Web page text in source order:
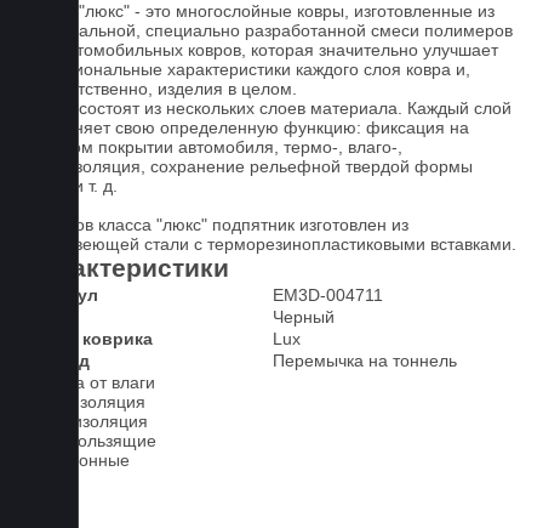
Ковры "люкс" - это многослойные ковры, изготовленные из
оригинальной, специально разработанной смеси полимеров
для автомобильных ковров, которая значительно улучшает
функциональные характеристики каждого слоя ковра и,
соответственно, изделия в целом.
Ковры состоят из нескольких слоев материала. Каждый слой
выполняет свою определенную функцию: фиксация на
штатном покрытии автомобиля, термо-, влаго-,
звукоизоляция, сохранение рельефной твердой формы
ковра и т. д.
У ковров класса "люкс" подпятник изготовлен из
нержавеющей стали с терморезинопластиковыми вставками.
Характеристики
Артикул
EM3D-004711
Черный
Класс коврика
Lux
2-й ряд
Перемычка на тоннель
Защита от влаги
Шумоизоляция
Теплоизоляция
Антискользящие
Всесезонные